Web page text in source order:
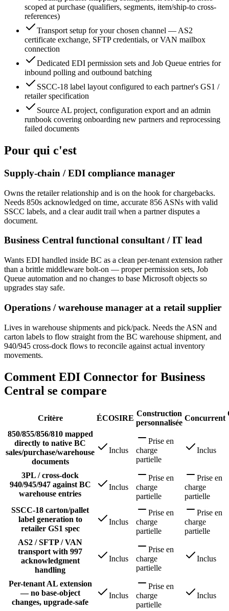
scoped at purchase (qualifiers, segments, item/ship-to cross-
references)
Transport setup for your chosen channel — AS2
certificate exchange, SFTP credentials, or VAN mailbox
connection
Dedicated EDI permission sets and Job Queue entries for
inbound polling and outbound batching
SSCC-18 label layout configured to each partner's GS1 /
retailer specification
Source AL project, configuration export and an admin
runbook covering onboarding new partners and reprocessing
failed documents
Pour qui c'est
Supply-chain / EDI compliance manager
Owns the retailer relationship and is on the hook for chargebacks.
Needs 850s acknowledged on time, accurate 856 ASNs with valid
SSCC labels, and a clear audit trail when a partner disputes a
document.
Business Central functional consultant / IT lead
Wants EDI handled inside BC as a clean per-tenant extension rather
than a brittle middleware bolt-on — proper permission sets, Job
Queue automation and no changes to base Microsoft objects so
upgrades stay safe.
Operations / warehouse manager at a retail supplier
Lives in warehouse shipments and pick/pack. Needs the ASN and
carton labels to flow straight from the BC warehouse shipment, and
940/945 cross-dock flows to reconcile against actual inventory
movements.
Comment EDI Connector for Business
Central se compare
Critère ÉCOSIRE
Construction
personnalisée
Concurrent
850/855/856/810 mapped
directly to native BC
sales/purchase/warehouse
documents
Inclus
Prise en
charge
partielle
Inclus
3PL / cross-dock
940/945/947 against BC
warehouse entries
Inclus
Prise en
charge
partielle
Prise en
charge
partielle
SSCC-18 carton/pallet
label generation to
retailer GS1 spec
Inclus
Prise en
charge
partielle
Prise en
charge
partielle
AS2 / SFTP / VAN
transport with 997
acknowledgment
handling
Inclus
Prise en
charge
partielle
Inclus
Per-tenant AL extension
— no base-object
changes, upgrade-safe
Inclus
Prise en
charge
partielle
Inclus